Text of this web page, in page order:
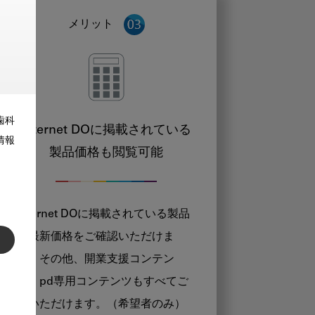
科
報
メリット
Internet DOに掲載されている
製品価格も閲覧可能
Internet DOに掲載されている製品
の最新価格をご確認いただけま
す。その他、開業支援コンテン
ツ、pd専用コンテンツもすべてご
覧いただけます。（希望者のみ）